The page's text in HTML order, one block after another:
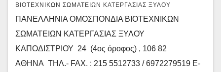
ΒΙΟΤΕΧΝΙΚΏΝ ΣΩΜΑΤΕΊΩΝ ΚΑΤΕΡΓΑΣΊΑΣ ΞΎΛΟΥ
ΠΑΝΕΛΛΗΝΙΑ ΟΜΟΣΠΟΝΔΙΑ ΒΙΟΤΕΧΝΙΚΩΝ
ΣΩΜΑΤΕΙΩΝ ΚΑΤΕΡΓΑΣΙΑΣ ΞΥΛΟΥ
ΚΑΠΟΔΙΣΤΡΙΟΥ 24 (4ος όροφος) , 106 82
ΑΘΗΝΑ ΤΗΛ.- FAX. : 215 5512733 / 6972279519 E-